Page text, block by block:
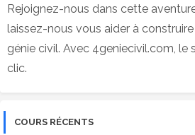
Rejoignez-nous dans cette
laissez-nous vous aider à
génie civil. Avec 4geniecivil.com, le
clic.
COURS RÉCENTS